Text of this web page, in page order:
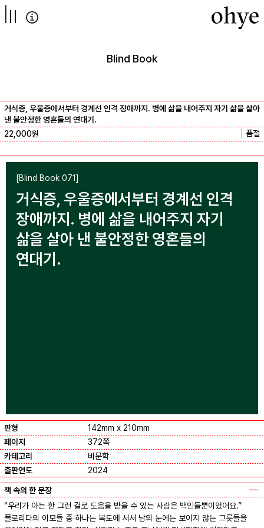
컨텐츠로
넘어가기
Blind Book
거식증, 우울증에서부터 경계선 인격 장애까지. 병에 삶을 내어주지 자기 삶을 살아
낸 불안정한 영혼들의 연대기.
22,000원 품절
[Blind Book 071]
거식증, 우울증에서부터 경계선 인격
장애까지. 병에 삶을 내어주지 자기
삶을 살아 낸 불안정한 영혼들의
연대기.
판형
142mm x 210mm
페이지
372쪽
카테고리
비문학
출판연도
2024
책 속의 한 문장
“우리가 아는 한 그런 걸로 도움을 받을 수 있는 사람은 백인들뿐이었어요.”
플로리다의 이모들 중 하나는 복도에 서서 남의 눈에는 보이지 않는 그릇들을